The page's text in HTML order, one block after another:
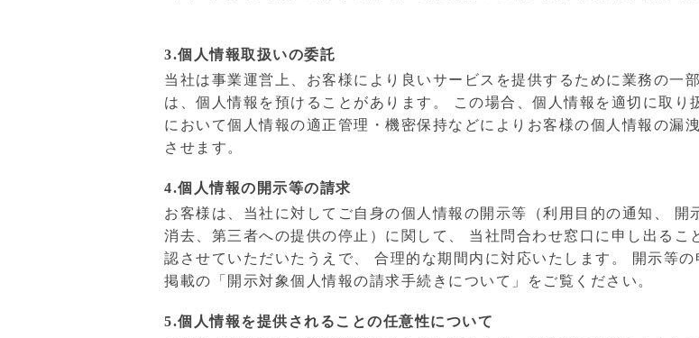
3.個人情報取扱いの委託
当社は事業運営上、お客様により良いサービスを提供するために業務の一
は、個人情報を預けることがあります。 この場合、個人情報を適切に取
において個人情報の適正管理・機密保持などによりお客様の個人情報の漏
させます。
4.個人情報の開示等の請求
お客様は、当社に対してご自身の個人情報の開示等（利用目的の通知、
消去、第三者への提供の停止）に関して、 当社問合わせ窓口に申し出る
認させていただいたうえで、 合理的な期間内に対応いたします。 開示等
掲載の「開示対象個人情報の請求手続きについて」をご覧ください。
5.個人情報を提供されることの任意性について